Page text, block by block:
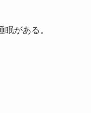
がある。